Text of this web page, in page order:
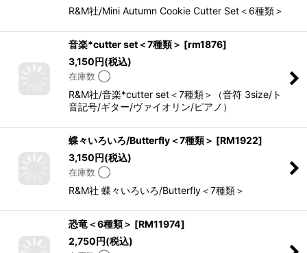
R&M社/Mini Autumn Cookie Cutter Set＜6種類＞
音楽*cutter set＜7種類＞ [rm1876]
3,150円(税込)
在庫数 ◯
R&M社/音楽*cutter set＜7種類＞（音符 3size/ト
音記号/ギター/ヴァイオリン/ピアノ）
蝶々いろいろ/Butterfly＜7種類＞ [RM1922]
3,150円(税込)
在庫数 ◯
R&M社 蝶々いろいろ/Butterfly＜7種類＞
恐竜＜6種類＞ [RM11974]
2,750円(税込)